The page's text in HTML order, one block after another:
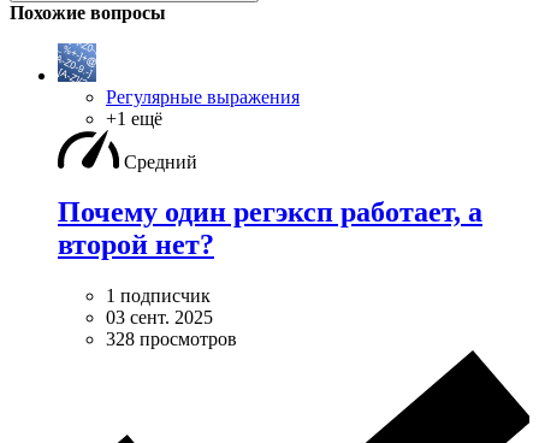
Похожие вопросы
Регулярные выражения
+1 ещё
Средний
Почему один регэксп работает, а
второй нет?
1 подписчик
03 сент. 2025
328 просмотров